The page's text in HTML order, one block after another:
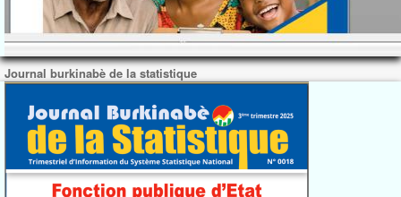
Journal burkinabè de la statistique